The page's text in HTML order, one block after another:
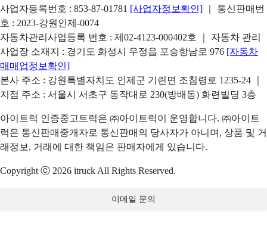
사업자등록번호 : 853-87-01781 [사업자정보확인]
｜ 통신판매번
호 : 2023-강원인제-0074
자동차관리사업등록 번호 : 제02-4123-000402호 ｜ 자동차 관리
사업장 소재지 : 경기도 화성시 우정읍 포승항남로 976 [자동차
매매업정보확인]
본사 주소 : 강원특별자치도 인제군 기린면 조침령로 1235-24 ｜
지점 주소 : 서울시 서초구 동작대로 230(방배동) 화련빌딩 3층
아이트럭 인증중고트럭은 ㈜아이트럭이 운영합니다. ㈜아이트
럭은 통신판매중개자로 통신판매의 당사자가 아니며, 상품 및 거
래정보, 거래에 대한 책임은 판매자에게 있습니다.
Copyright ⓒ 2026 itruck All Rights Reserved.
이메일 문의